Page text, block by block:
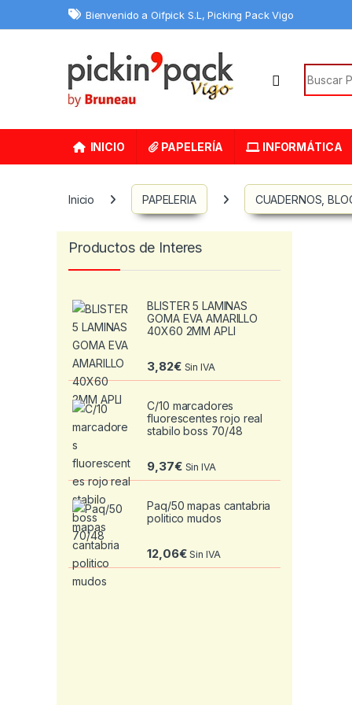
Skip to navigation
Skip to content Bienvenido a Oifpick S.L, Picking Pack Vigo
Search
INICIO PAPELERÍA INFORMÁTICA
Inicio PAPELERIA CUADERNOS,
Productos de Interes
BLISTER 5 LAMINAS
GOMA EVA AMARILLO
40X60 2MM APLI
3,82€ Sin IVA
C/10 marcadores
fluorescentes rojo real
stabilo boss 70/48
9,37€ Sin IVA
Paq/50 mapas cantabria
politico mudos
12,06€ Sin IVA